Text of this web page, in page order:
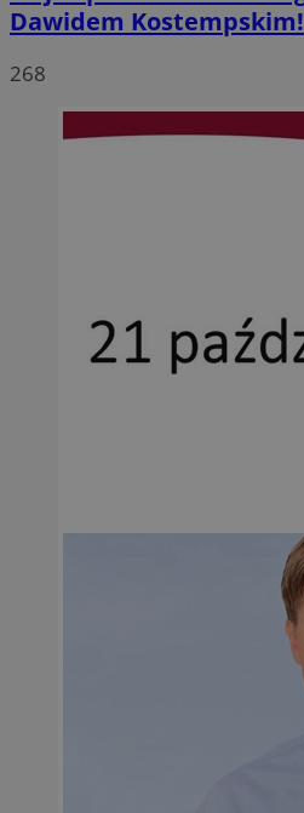
Dawidem Kostempskim!
268